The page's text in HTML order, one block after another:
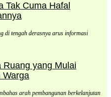
Tak Cuma Hafal
di tengah derasnya arus informasi
Ruang yang Mulai
Warga
arah pembangunan berkelanjutan